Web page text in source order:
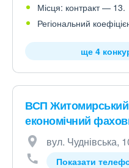
Місця: контракт — 13.
Регіональний
ще 4
ВСП Житомирський
економічний
вул. Чуднівська,
Показати